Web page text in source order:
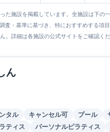
た施設を掲載しています。全施設は下の一
・基準に基づき、特におすすめする項目
。詳細は各施設の公式サイトをご確認くだ
ん
タル キャンセル可 プール
ティス パーソナルピラティス